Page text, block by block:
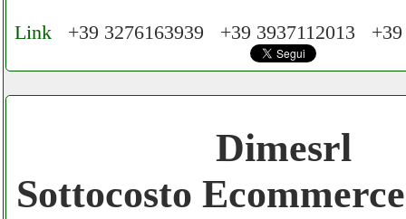
Cerchiamo Collaboratori per Lavoro nel
Mese
Gratis registra il tuo Ecommerce nel
Link+39 3276163939 +39 3937112013
Dimesrl
Sottocosto